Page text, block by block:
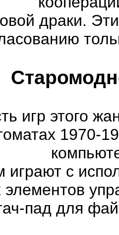
драки.
игр этого
1970-
играют с
пад для